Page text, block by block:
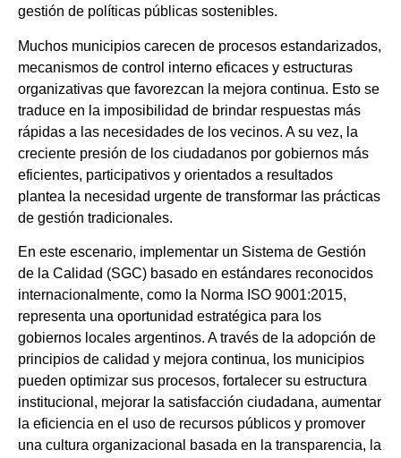
gestión de políticas públicas sostenibles.
Muchos municipios carecen de procesos estandarizados,
mecanismos de control interno eficaces y estructuras
organizativas que favorezcan la mejora continua. Esto se
traduce en la imposibilidad de brindar respuestas más
rápidas a las necesidades de los vecinos. A su vez, la
creciente presión de los ciudadanos por gobiernos más
eficientes, participativos y orientados a resultados
plantea la necesidad urgente de transformar las prácticas
de gestión tradicionales.
En este escenario, implementar un Sistema de Gestión
de la Calidad (SGC) basado en estándares reconocidos
internacionalmente, como la Norma ISO 9001:2015,
representa una oportunidad estratégica para los
gobiernos locales argentinos. A través de la adopción de
principios de calidad y mejora continua, los municipios
pueden optimizar sus procesos, fortalecer su estructura
institucional, mejorar la satisfacción ciudadana, aumentar
la eficiencia en el uso de recursos públicos y promover
una cultura organizacional basada en la transparencia, la